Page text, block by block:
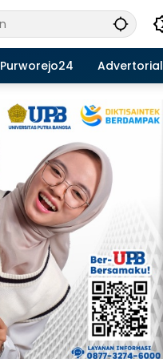
Purworejo24 Advertorial